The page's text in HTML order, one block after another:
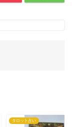
タロット占い